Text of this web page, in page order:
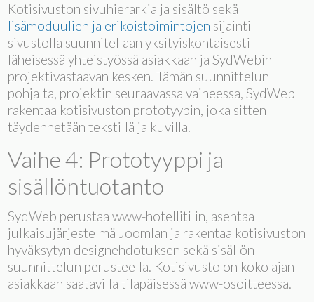
Kotisivuston sivuhierarkia ja sisältö sekä
lisämoduulien ja erikoistoimintojen sijainti
sivustolla suunnitellaan yksityiskohtaisesti
läheisessä yhteistyössä asiakkaan ja SydWebin
projektivastaavan kesken. Tämän suunnittelun
pohjalta, projektin seuraavassa vaiheessa, SydWeb
rakentaa kotisivuston prototyypin, joka sitten
täydennetään tekstillä ja kuvilla.
Vaihe 4: Prototyyppi ja
sisällöntuotanto
SydWeb perustaa www-hotellitilin, asentaa
julkaisujärjestelmä Joomlan ja rakentaa kotisivuston
hyväksytyn designehdotuksen sekä sisällön
suunnittelun perusteella. Kotisivusto on koko ajan
asiakkaan saatavilla tilapäisessä www-osoitteessa.